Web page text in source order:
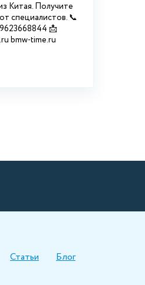
Китая. Получите
специалистов. 📞
📩
bmw-time.ru
Статьи
Блог